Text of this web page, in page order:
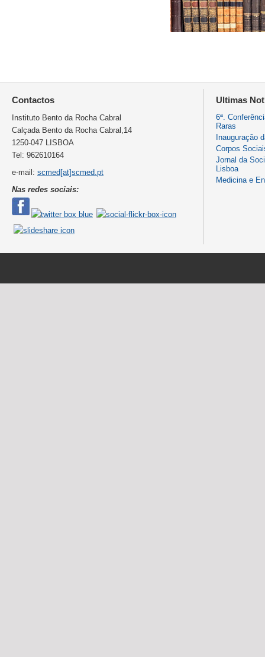
Contactos
Instituto Bento da Rocha Cabral
Calçada Bento da Rocha Cabral,14
1250-047 LISBOA
Tel: 962610164
e-mail: scmed[at]scmed.pt
Nas redes sociais:
Ultimas
6ª.
Raras
Inauguração
Corpos
Jornal da
Lisboa
Medicina e